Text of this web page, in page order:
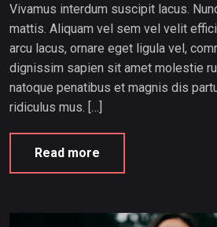
Vivamus interdum suscipit lacus.
mattis. Aliquam vel sem vel velit
arcu lacus, ornare eget ligula vel,
dignissim sapien sit amet molestie
natoque penatibus et magnis dis
ridiculus mus. […]
Read more